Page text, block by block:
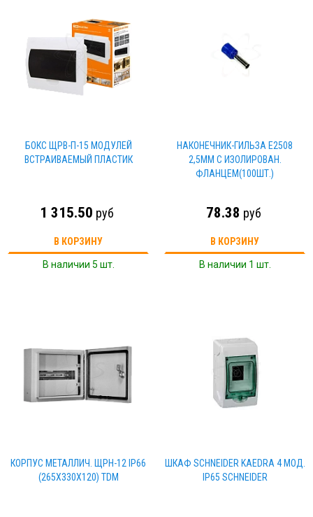
БОКС ЩРВ-П-15 МОДУЛЕЙ
ВСТРАИВАЕМЫЙ ПЛАСТИК
1 315.50 руб
В КОРЗИНУ
В наличии 5 шт.
НАКОНЕЧНИК-ГИЛЬЗА Е2508
2,5ММ С ИЗОЛИРОВАН.
ФЛАНЦЕМ(100ШТ.)
78.38 руб
В КОРЗИНУ
В наличии 1 шт.
КОРПУС МЕТАЛЛИЧ. ЩРН-12 IP66
(265Х330Х120) TDM
ШКАФ SCHNEIDER KAEDRA 4 МОД.
IP65 SCHNEIDER